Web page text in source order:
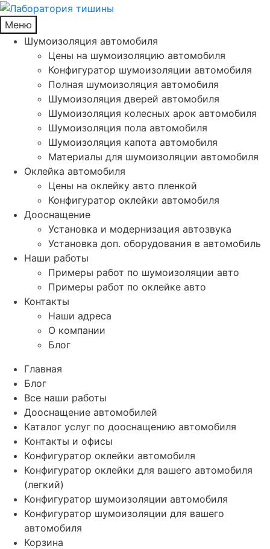
Меню
Шумоизоляция автомобиля
Цены на шумоизоляцию автомобиля
Конфигуратор шумоизоляции автомобиля
Полная шумоизоляция автомобиля
Шумоизоляция дверей автомобиля
Шумоизоляция колесных арок автомобиля
Шумоизоляция пола автомобиля
Шумоизоляция капота автомобиля
Материалы для шумоизоляции автомобиля
Оклейка автомобиля
Цены на оклейку авто пленкой
Конфигуратор оклейки автомобиля
Дооснащение
Установка и модернизация автозвука
Установка доп. оборудования в автомобиль
Наши работы
Примеры работ по шумоизоляции авто
Примеры работ по оклейке авто
Контакты
Наши адреса
О компании
Блог
Главная
Блог
Все наши работы
Дооснащение автомобилей
Каталог услуг по дооснащению автомобиля
Контакты и офисы
Конфигуратор оклейки автомобиля
Конфигуратор оклейки для вашего автомобиля
(легкий)
Конфигуратор шумоизоляции автомобиля
Конфигуратор шумоизоляции для вашего
автомобиля
Корзина